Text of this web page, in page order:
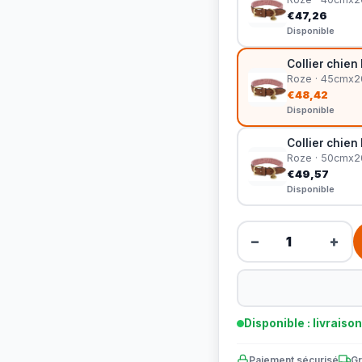
€47,26
Disponible
Collier chien
Roze ·
€48,42
Disponible
Collier chien
Roze ·
€49,57
Disponible
− +
Disponible :